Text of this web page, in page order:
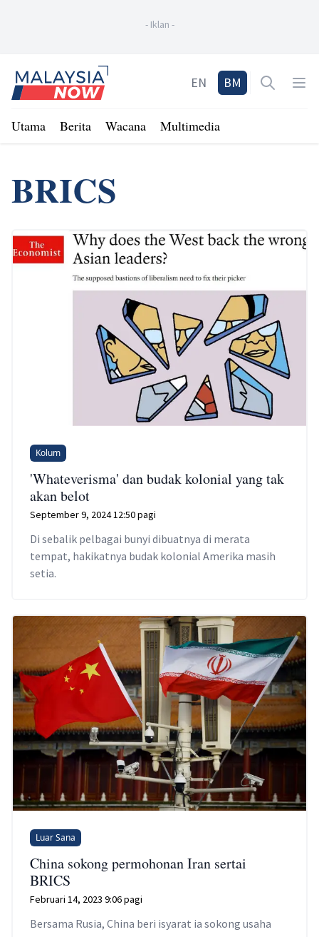
- Iklan -
Home
EN BM Open
Utama Berita Wacana Multimedia
BRICS
Kolum
'Whateverisma' dan budak kolonial yang tak
akan belot
September 9, 2024 12:50 pagi
Di sebalik pelbagai bunyi dibuatnya di merata
tempat, hakikatnya budak kolonial Amerika masih
setia.
Luar Sana
China sokong permohonan Iran sertai
BRICS
Februari 14, 2023 9:06 pagi
Bersama Rusia, China beri isyarat ia sokong usaha